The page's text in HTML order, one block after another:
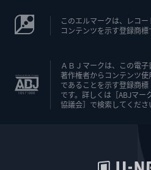
このエルマークは、レコ
コンテンツを示す登録商
ＡＢＪマークは、この電子
著作権者からコンテンツ
であることを示す登録商標
です。詳しくは［ABJマー
協議会］で検索してくださ